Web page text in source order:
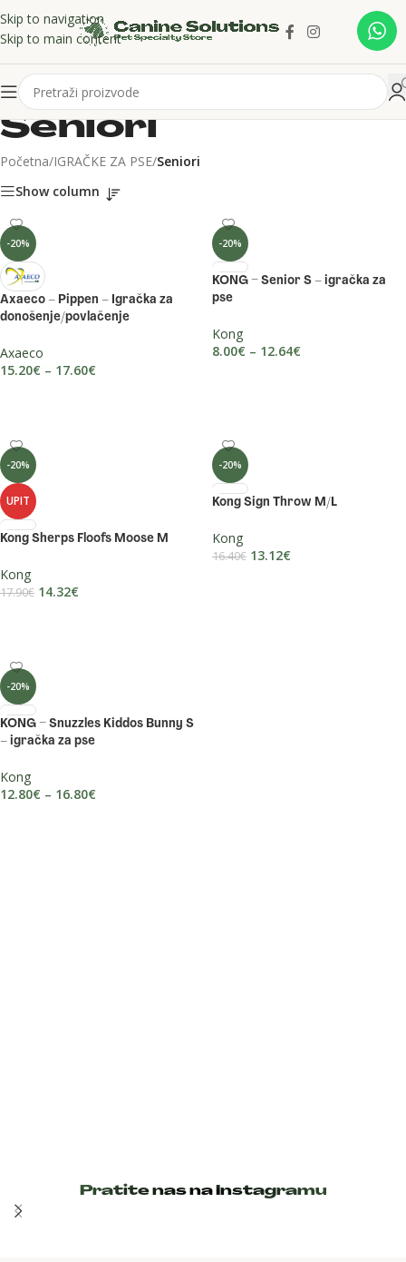
Skip to navigation
Skip to main content
Seniori
Početna/IGRAČKE ZA PSE/Seniori
Show column
-20%
Axaeco – Pippen – Igračka za
donošenje/povlačenje
Axaeco
15.20€ – 17.60€
-20%
KONG – Senior S – igračka za
pse
Kong
8.00€ – 12.64€
-20%
UPIT
Kong Sherps Floofs Moose M
Kong
17.90€ 14.32€
-20%
Kong Sign Throw M/L
Kong
16.40€ 13.12€
-20%
KONG – Snuzzles Kiddos Bunny S
– igračka za pse
Kong
12.80€ – 16.80€
Pratite nas na Instagramu